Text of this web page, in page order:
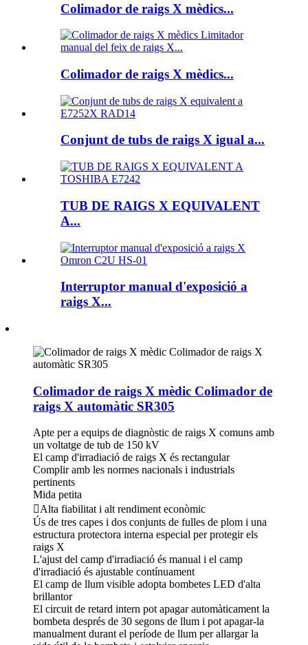
Colimador de raigs X mèdics...
Colimador de raigs X mèdics...
Conjunt de tubs de raigs X igual a...
TUB DE RAIGS X EQUIVALENT
A...
Interruptor manual d'exposició a
raigs X...
Colimador de raigs X mèdic Colimador de
raigs X automàtic SR305
Apte per a equips de diagnòstic de raigs X comuns amb
un voltatge de tub de 150 kV
El camp d'irradiació de raigs X és rectangular
Complir amb les normes nacionals i industrials
pertinents
Mida petita
Alta fiabilitat i alt rendiment econòmic
Ús de tres capes i dos conjunts de fulles de plom i una
estructura protectora interna especial per protegir els
raigs X
L'ajust del camp d'irradiació és manual i el camp
d'irradiació és ajustable contínuament
El camp de llum visible adopta bombetes LED d'alta
brillantor
El circuit de retard intern pot apagar automàticament la
bombeta després de 30 segons de llum i pot apagar-la
manualment durant el període de llum per allargar la